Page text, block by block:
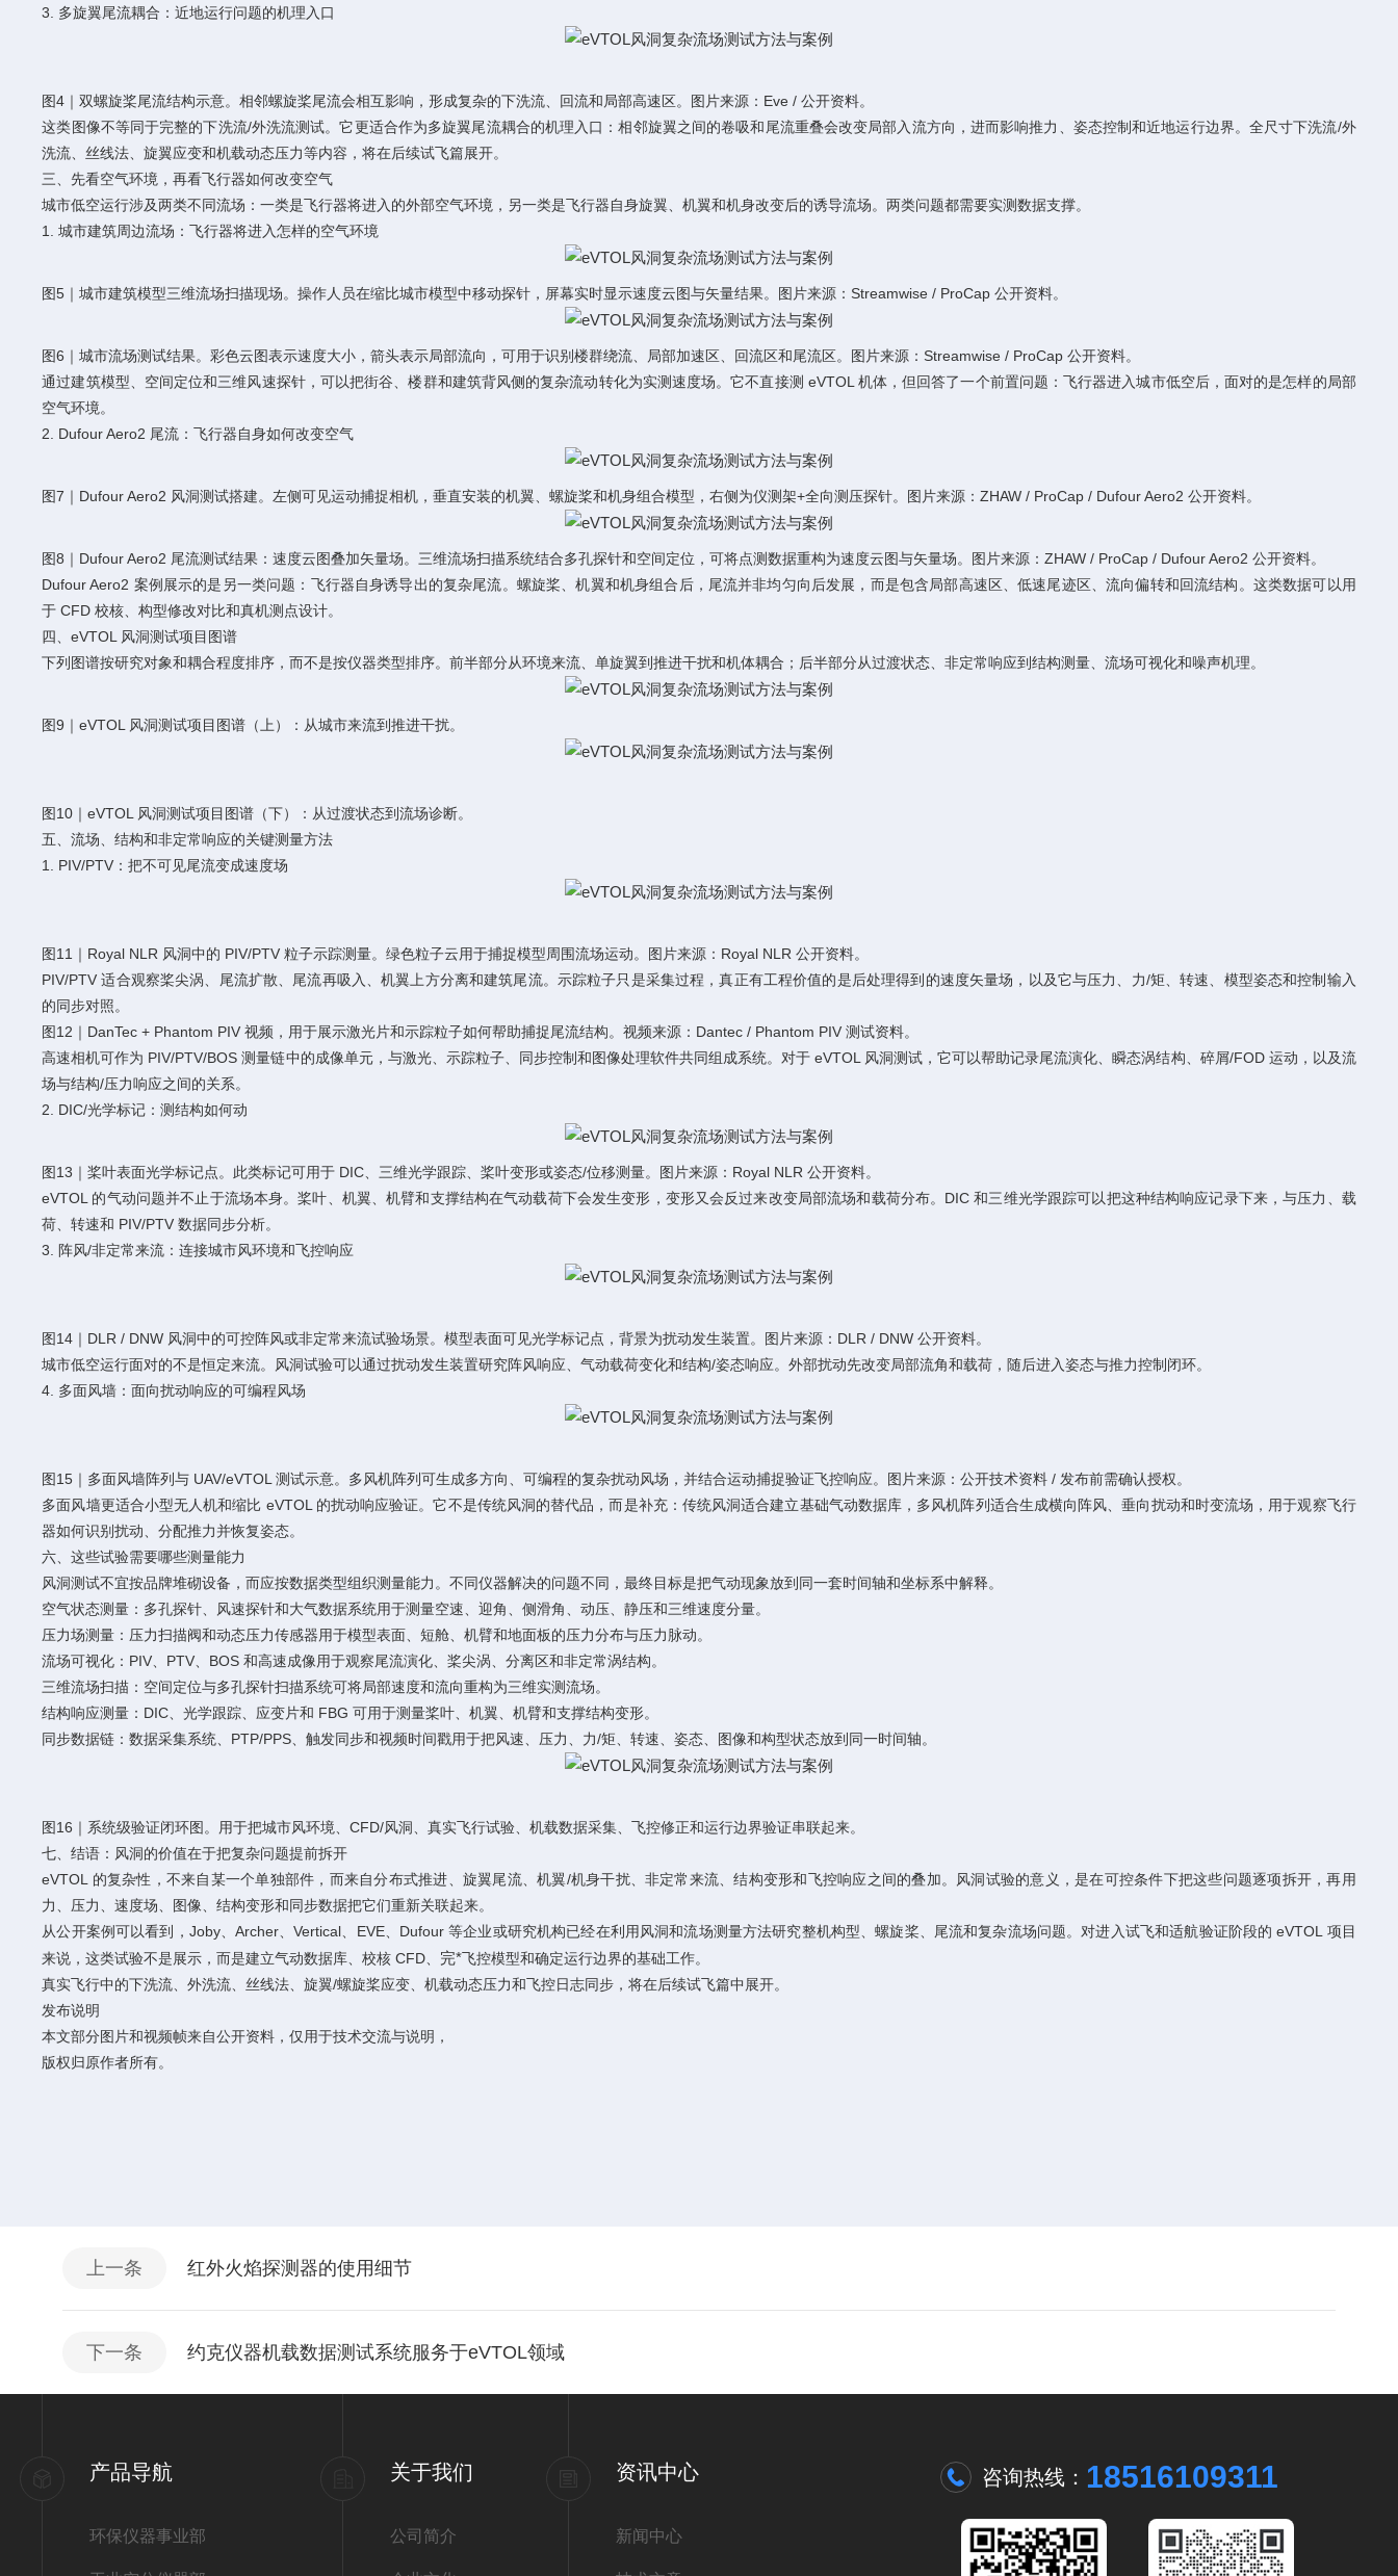
3. 多旋翼尾流耦合：近地运行问题的机理入口
图4｜双螺旋桨尾流结构示意。相邻螺旋桨尾流会相互影响，形成复杂的下洗流、回流和局部高速区。图片来源：Eve / 公开资料。
这类图像不等同于完整的下洗流/外洗流测试。它更适合作为多旋翼尾流耦合的机理入口：相邻旋翼之间的卷吸和尾流重叠会改变局部入流方向，进而影响推力、姿态控制和近地运行边界。全尺寸下洗流/外
洗流、丝线法、旋翼应变和机载动态压力等内容，将在后续试飞篇展开。
三、先看空气环境，再看飞行器如何改变空气
城市低空运行涉及两类不同流场：一类是飞行器将进入的外部空气环境，另一类是飞行器自身旋翼、机翼和机身改变后的诱导流场。两类问题都需要实测数据支撑。
1. 城市建筑周边流场：飞行器将进入怎样的空气环境
图5｜城市建筑模型三维流场扫描现场。操作人员在缩比城市模型中移动探针，屏幕实时显示速度云图与矢量结果。图片来源：Streamwise / ProCap 公开资料。
图6｜城市流场测试结果。彩色云图表示速度大小，箭头表示局部流向，可用于识别楼群绕流、局部加速区、回流区和尾流区。图片来源：Streamwise / ProCap 公开资料。
通过建筑模型、空间定位和三维风速探针，可以把街谷、楼群和建筑背风侧的复杂流动转化为实测速度场。它不直接测 eVTOL 机体，但回答了一个前置问题：飞行器进入城市低空后，面对的是怎样的局部
空气环境。
2. Dufour Aero2 尾流：飞行器自身如何改变空气
图7｜Dufour Aero2 风洞测试搭建。左侧可见运动捕捉相机，垂直安装的机翼、螺旋桨和机身组合模型，右侧为仪测架+全向测压探针。图片来源：ZHAW / ProCap / Dufour Aero2 公开资料。
图8｜Dufour Aero2 尾流测试结果：速度云图叠加矢量场。三维流场扫描系统结合多孔探针和空间定位，可将点测数据重构为速度云图与矢量场。图片来源：ZHAW / ProCap / Dufour Aero2 公开资料。
Dufour Aero2 案例展示的是另一类问题：飞行器自身诱导出的复杂尾流。螺旋桨、机翼和机身组合后，尾流并非均匀向后发展，而是包含局部高速区、低速尾迹区、流向偏转和回流结构。这类数据可以用
于 CFD 校核、构型修改对比和真机测点设计。
四、eVTOL 风洞测试项目图谱
下列图谱按研究对象和耦合程度排序，而不是按仪器类型排序。前半部分从环境来流、单旋翼到推进干扰和机体耦合；后半部分从过渡状态、非定常响应到结构测量、流场可视化和噪声机理。
图9｜eVTOL 风洞测试项目图谱（上）：从城市来流到推进干扰。
图10｜eVTOL 风洞测试项目图谱（下）：从过渡状态到流场诊断。
五、流场、结构和非定常响应的关键测量方法
1. PIV/PTV：把不可见尾流变成速度场
图11｜Royal NLR 风洞中的 PIV/PTV 粒子示踪测量。绿色粒子云用于捕捉模型周围流场运动。图片来源：Royal NLR 公开资料。
PIV/PTV 适合观察桨尖涡、尾流扩散、尾流再吸入、机翼上方分离和建筑尾流。示踪粒子只是采集过程，真正有工程价值的是后处理得到的速度矢量场，以及它与压力、力/矩、转速、模型姿态和控制输入
的同步对照。
图12｜DanTec + Phantom PIV 视频，用于展示激光片和示踪粒子如何帮助捕捉尾流结构。视频来源：Dantec / Phantom PIV 测试资料。
高速相机可作为 PIV/PTV/BOS 测量链中的成像单元，与激光、示踪粒子、同步控制和图像处理软件共同组成系统。对于 eVTOL 风洞测试，它可以帮助记录尾流演化、瞬态涡结构、碎屑/FOD 运动，以及流
场与结构/压力响应之间的关系。
2. DIC/光学标记：测结构如何动
图13｜桨叶表面光学标记点。此类标记可用于 DIC、三维光学跟踪、桨叶变形或姿态/位移测量。图片来源：Royal NLR 公开资料。
eVTOL 的气动问题并不止于流场本身。桨叶、机翼、机臂和支撑结构在气动载荷下会发生变形，变形又会反过来改变局部流场和载荷分布。DIC 和三维光学跟踪可以把这种结构响应记录下来，与压力、载
荷、转速和 PIV/PTV 数据同步分析。
3. 阵风/非定常来流：连接城市风环境和飞控响应
图14｜DLR / DNW 风洞中的可控阵风或非定常来流试验场景。模型表面可见光学标记点，背景为扰动发生装置。图片来源：DLR / DNW 公开资料。
城市低空运行面对的不是恒定来流。风洞试验可以通过扰动发生装置研究阵风响应、气动载荷变化和结构/姿态响应。外部扰动先改变局部流角和载荷，随后进入姿态与推力控制闭环。
4. 多面风墙：面向扰动响应的可编程风场
图15｜多面风墙阵列与 UAV/eVTOL 测试示意。多风机阵列可生成多方向、可编程的复杂扰动风场，并结合运动捕捉验证飞控响应。图片来源：公开技术资料 / 发布前需确认授权。
多面风墙更适合小型无人机和缩比 eVTOL 的扰动响应验证。它不是传统风洞的替代品，而是补充：传统风洞适合建立基础气动数据库，多风机阵列适合生成横向阵风、垂向扰动和时变流场，用于观察飞行
器如何识别扰动、分配推力并恢复姿态。
六、这些试验需要哪些测量能力
风洞测试不宜按品牌堆砌设备，而应按数据类型组织测量能力。不同仪器解决的问题不同，最终目标是把气动现象放到同一套时间轴和坐标系中解释。
空气状态测量：多孔探针、风速探针和大气数据系统用于测量空速、迎角、侧滑角、动压、静压和三维速度分量。
压力场测量：压力扫描阀和动态压力传感器用于模型表面、短舱、机臂和地面板的压力分布与压力脉动。
流场可视化：PIV、PTV、BOS 和高速成像用于观察尾流演化、桨尖涡、分离区和非定常涡结构。
三维流场扫描：空间定位与多孔探针扫描系统可将局部速度和流向重构为三维实测流场。
结构响应测量：DIC、光学跟踪、应变片和 FBG 可用于测量桨叶、机翼、机臂和支撑结构变形。
同步数据链：数据采集系统、PTP/PPS、触发同步和视频时间戳用于把风速、压力、力/矩、转速、姿态、图像和构型状态放到同一时间轴。
图16｜系统级验证闭环图。用于把城市风环境、CFD/风洞、真实飞行试验、机载数据采集、飞控修正和运行边界验证串联起来。
七、结语：风洞的价值在于把复杂问题提前拆开
eVTOL 的复杂性，不来自某一个单独部件，而来自分布式推进、旋翼尾流、机翼/机身干扰、非定常来流、结构变形和飞控响应之间的叠加。风洞试验的意义，是在可控条件下把这些问题逐项拆开，再用
力、压力、速度场、图像、结构变形和同步数据把它们重新关联起来。
从公开案例可以看到，Joby、Archer、Vertical、EVE、Dufour 等企业或研究机构已经在利用风洞和流场测量方法研究整机构型、螺旋桨、尾流和复杂流场问题。对进入试飞和适航验证阶段的 eVTOL 项目
来说，这类试验不是展示，而是建立气动数据库、校核 CFD、 完*飞控模型和确定运行边界的基础工作。
真实飞行中的下洗流、外洗流、丝线法、旋翼/螺旋桨应变、机载动态压力和飞控日志同步，将在后续试飞篇中展开。
发布说明
本文部分图片和视频帧来自公开资料，仅用于技术交流与说明，
版权归原作者所有。
上一条 红外火焰探测器的使用细节
下一条 约克仪器机载数据测试系统服务于eVTOL领域
产品导航
环保仪器事业部
关于我们
公司简介
资讯中心
新闻中心
咨询热线： 18516109311